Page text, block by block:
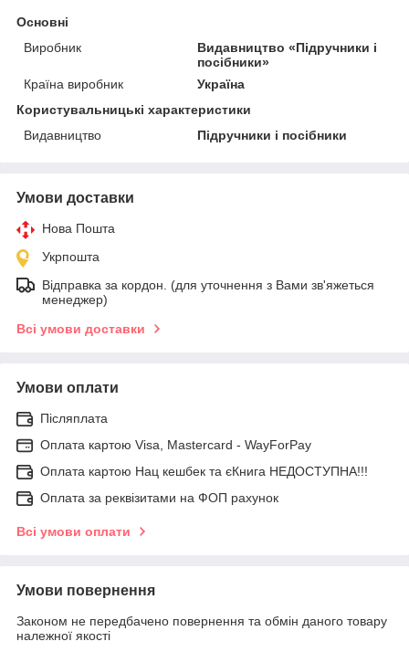
Основні
Виробник
Видавництво «Підручники і
посібники»
Країна виробник
Україна
Користувальницькі характеристики
Видавництво
Підручники і посібники
Умови доставки
Нова Пошта
Укрпошта
Відправка за кордон. (для уточнення з Вами зв'яжеться
менеджер)
Всі умови доставки
Умови оплати
Післяплата
Оплата картою Visa, Mastercard - WayForPay
Оплата картою Нац кешбек та єКнига НЕДОСТУПНА!!!
Оплата за реквізитами на ФОП рахунок
Всі умови оплати
Умови повернення
Законом не передбачено повернення та обмін даного товару
належної якості